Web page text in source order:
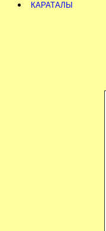
КАРАТАЛЫ